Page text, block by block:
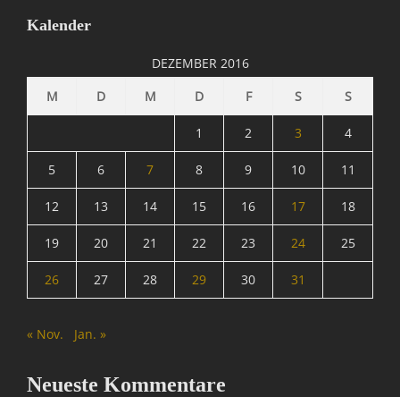
Kalender
DEZEMBER 2016
M
D M D F S S
1 2 3 4
5 6 7 8 9 10 11
12 13 14 15 16 17 18
19 20 21 22 23 24 25
26 27 28 29 30 31
« Nov. Jan. »
Neueste Kommentare